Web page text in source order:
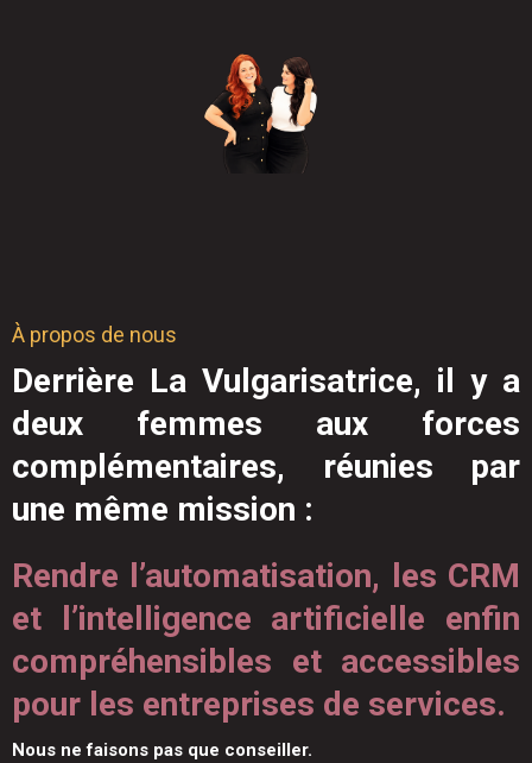
À propos de nous
Derrière La Vulgarisatrice, il y a
deux femmes aux forces
complémentaires, réunies par
une même mission :
Rendre l’automatisation, les CRM
et l’intelligence artificielle enfin
compréhensibles et accessibles
pour les entreprises de services.
Nous ne faisons pas que conseiller.